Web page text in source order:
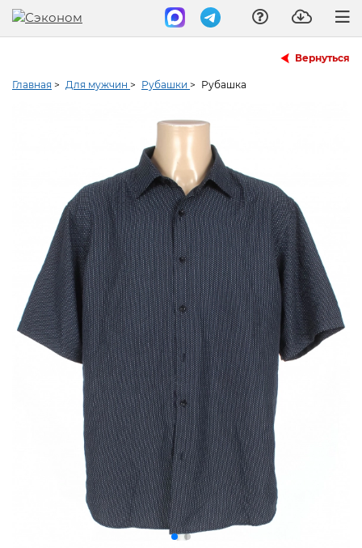
Вернуться
Главная > Для мужчин > Рубашки > Рубашка